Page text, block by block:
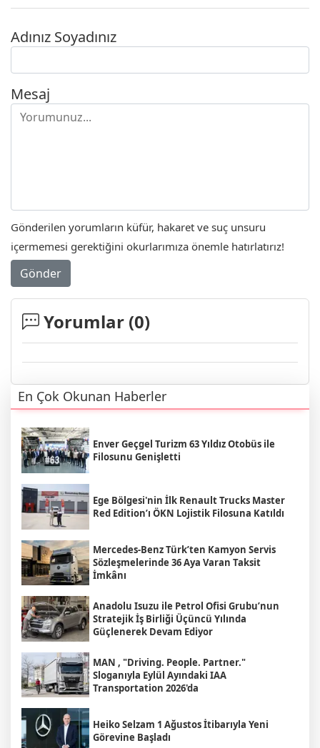
Adınız Soyadınız
Mesaj
Gönderilen yorumların küfür, hakaret ve suç unsuru
içermemesi gerektiğini okurlarımıza önemle hatırlatırız!
Gönder
Yorumlar (0)
En Çok Okunan Haberler
Enver Geçgel Turizm 63 Yıldız Otobüs ile
Filosunu Genişletti
Ege Bölgesi'nin İlk Renault Trucks Master
Red Edition’ı ÖKN Lojistik Filosuna Katıldı
Mercedes-Benz Türk’ten Kamyon Servis
Sözleşmelerinde 36 Aya Varan Taksit
İmkânı
Anadolu Isuzu ile Petrol Ofisi Grubu’nun
Stratejik İş Birliği Üçüncü Yılında
Güçlenerek Devam Ediyor
MAN , "Driving. People. Partner."
Sloganıyla Eylül Ayındaki IAA
Transportation 2026'da
Heiko Selzam 1 Ağustos İtibarıyla Yeni
Görevine Başladı